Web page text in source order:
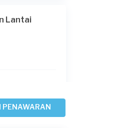
Lantai
Lantai
PENAWARAN